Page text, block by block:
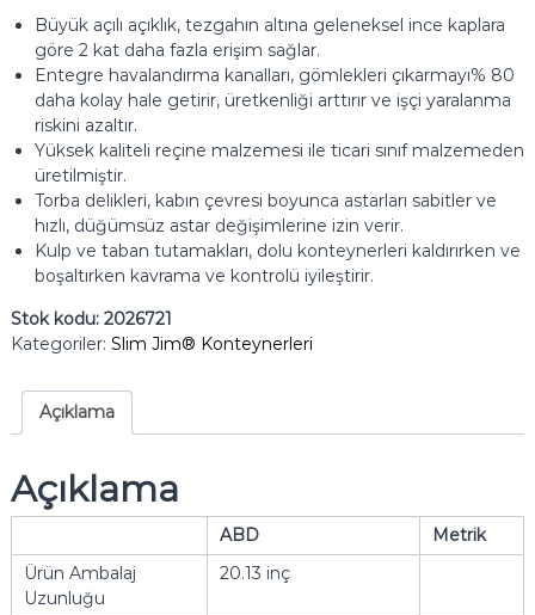
Büyük açılı açıklık, tezgahın altına geleneksel ince kaplara
göre 2 kat daha fazla erişim sağlar.
Entegre havalandırma kanalları, gömlekleri çıkarmayı% 80
daha kolay hale getirir, üretkenliği arttırır ve işçi yaralanma
riskini azaltır.
Yüksek kaliteli reçine malzemesi ile ticari sınıf malzemeden
üretilmiştir.
Torba delikleri, kabın çevresi boyunca astarları sabitler ve
hızlı, düğümsüz astar değişimlerine izin verir.
Kulp ve taban tutamakları, dolu konteynerleri kaldırırken ve
boşaltırken kavrama ve kontrolü iyileştirir.
Stok kodu: 2026721
Kategoriler: Slim Jim® Konteynerleri
Açıklama
Açıklama
ABD
Metrik
Ürün Ambalaj
Uzunluğu
20.13 inç